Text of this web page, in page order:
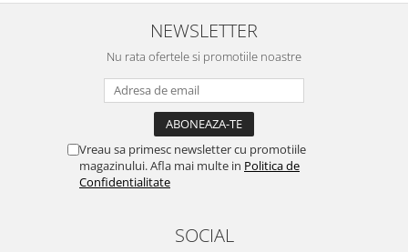
NEWSLETTER
Nu rata ofertele si promotiile noastre
Vreau sa primesc newsletter cu promotiile
magazinului. Afla mai multe in Politica de
Confidentialitate
SOCIAL